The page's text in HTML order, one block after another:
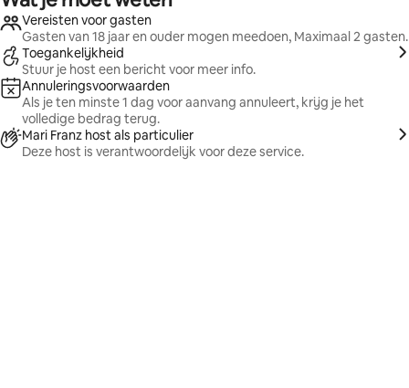
Vereisten voor gasten
Gasten van 18 jaar en ouder mogen meedoen, Maximaal 2 gasten.
Toegankelijkheid
Stuur je host een bericht voor meer info.
Annuleringsvoorwaarden
Als je ten minste 1 dag voor aanvang annuleert, krijg je het
volledige bedrag terug.
Mari Franz host als particulier
Deze host is verantwoordelijk voor deze service.